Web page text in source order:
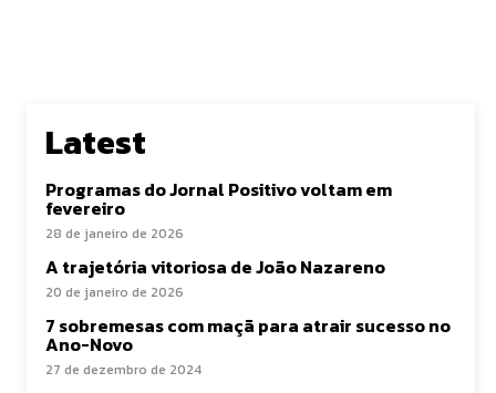
Latest
Programas do Jornal Positivo voltam em
fevereiro
28 de janeiro de 2026
A trajetória vitoriosa de João Nazareno
20 de janeiro de 2026
7 sobremesas com maçã para atrair sucesso no
Ano-Novo
27 de dezembro de 2024